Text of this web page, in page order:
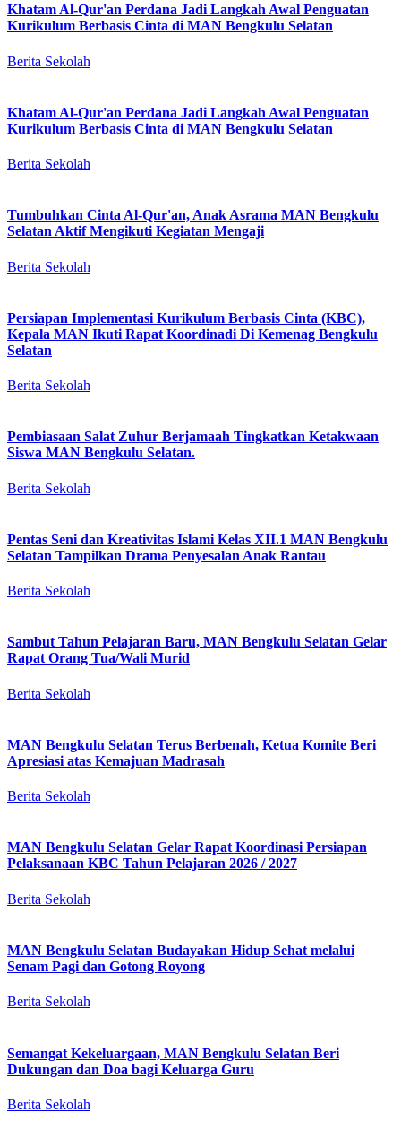
Khatam Al-Qur'an Perdana Jadi Langkah Awal Penguatan
Kurikulum Berbasis Cinta di MAN Bengkulu Selatan
Berita Sekolah
Khatam Al-Qur'an Perdana Jadi Langkah Awal Penguatan
Kurikulum Berbasis Cinta di MAN Bengkulu Selatan
Berita Sekolah
Tumbuhkan Cinta Al-Qur'an, Anak Asrama MAN Bengkulu
Selatan Aktif Mengikuti Kegiatan Mengaji
Berita Sekolah
Persiapan Implementasi Kurikulum Berbasis Cinta (KBC),
Kepala MAN Ikuti Rapat Koordinadi Di Kemenag Bengkulu
Selatan
Berita Sekolah
Pembiasaan Salat Zuhur Berjamaah Tingkatkan Ketakwaan
Siswa MAN Bengkulu Selatan.
Berita Sekolah
Pentas Seni dan Kreativitas Islami Kelas XII.1 MAN Bengkulu
Selatan Tampilkan Drama Penyesalan Anak Rantau
Berita Sekolah
Sambut Tahun Pelajaran Baru, MAN Bengkulu Selatan Gelar
Rapat Orang Tua/Wali Murid
Berita Sekolah
MAN Bengkulu Selatan Terus Berbenah, Ketua Komite Beri
Apresiasi atas Kemajuan Madrasah
Berita Sekolah
MAN Bengkulu Selatan Gelar Rapat Koordinasi Persiapan
Pelaksanaan KBC Tahun Pelajaran 2026 / 2027
Berita Sekolah
MAN Bengkulu Selatan Budayakan Hidup Sehat melalui
Senam Pagi dan Gotong Royong
Berita Sekolah
Semangat Kekeluargaan, MAN Bengkulu Selatan Beri
Dukungan dan Doa bagi Keluarga Guru
Berita Sekolah